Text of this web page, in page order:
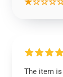
The item is